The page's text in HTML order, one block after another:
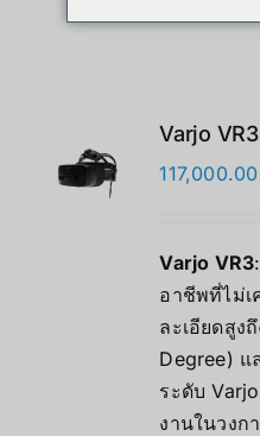
Varjo VR3
117,000.00
Varjo VR3
อาชีพที่ไม่
ละเอียดสูง
Degree)
ระดับ
งานในวงก